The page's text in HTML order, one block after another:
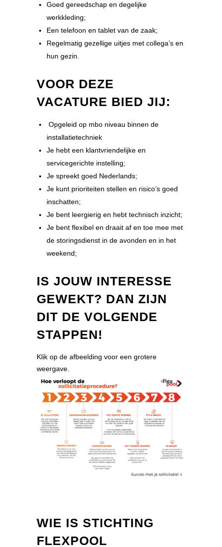
Goed gereedschap en degelijke
werkkleding;
Een telefoon en tablet van de zaak;
Regelmatig gezellige uitjes met collega’s en
hun gezin.
VOOR DEZE
VACATURE BIED JIJ:
Opgeleid op mbo niveau binnen de
installatietechniek
Je hebt een klantvriendelijke en
servicegerichte instelling;
Je spreekt goed Nederlands;
Je kunt prioriteiten stellen en risico’s goed
inschatten;
Je bent leergierig en hebt technisch inzicht;
Je bent flexibel en draait af en toe mee met
de storingsdienst in de avonden en in het
weekend;
IS JOUW INTERESSE
GEWEKT? DAN ZIJN
DIT DE VOLGENDE
STAPPEN!
Klik op de afbeelding voor een grotere
weergave.
WIE IS STICHTING
FLEXPOOL